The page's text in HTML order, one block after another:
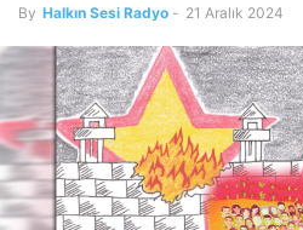
By Halkın Sesi Radyo - 21 Aralık 2024